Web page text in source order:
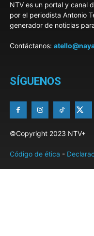
NTV es un portal y canal
por el periodista Antonio
generador de noticias
Contáctanos:
SÍGUENOS
©Copyright 2023 NTV+
Código de ética -